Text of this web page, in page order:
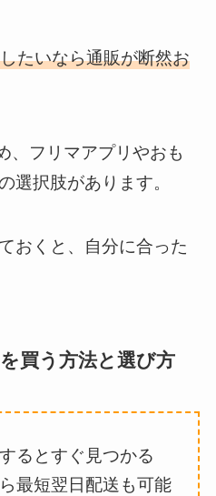
たいなら通販が断然お
、フリマアプリやおも
選択肢があります。
おくと、自分に合った
買う方法と選び方
るとすぐ見つかる
最短翌日配送も可能